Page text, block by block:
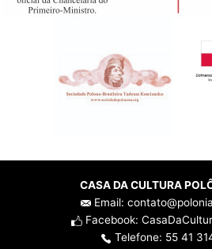
CASA DA CULTURA
Email:
Facebook:
Telefone: 55 41